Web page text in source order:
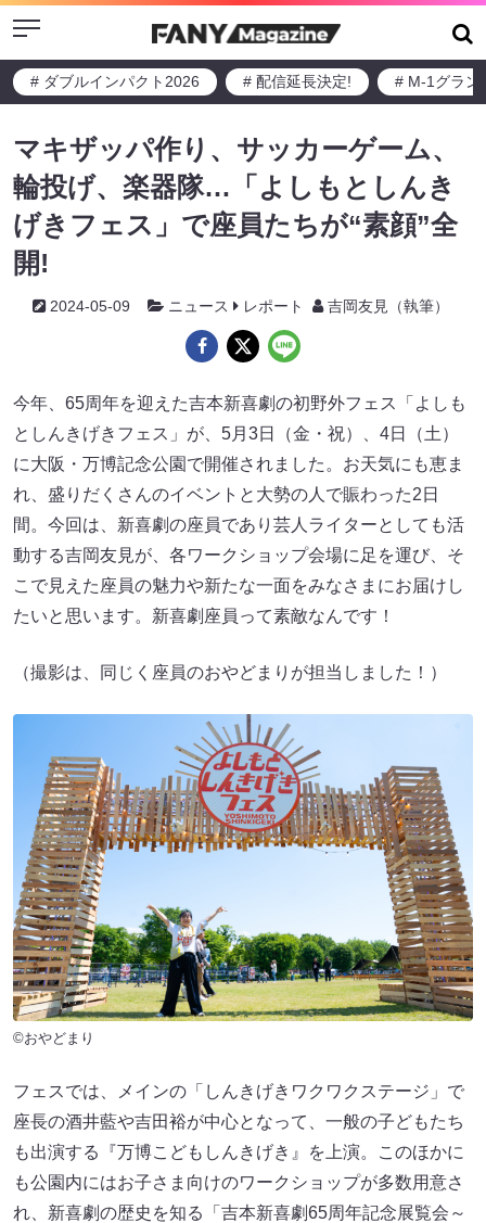
Menu
# ダブルインパクト2026 # 配信延長決定! # M-1グラン
マキザッパ作り、サッカーゲーム、
輪投げ、楽器隊…「よしもとしんき
げきフェス」で座員たちが“素顔”全
開!
2024-05-09 ニュース レポート 吉岡友見（執筆）
今年、65周年を迎えた吉本新喜劇の初野外フェス「よしも
としんきげきフェス」が、5月3日（金・祝）、4日（土）
に大阪・万博記念公園で開催されました。お天気にも恵ま
れ、盛りだくさんのイベントと大勢の人で賑わった2日
間。今回は、新喜劇の座員であり芸人ライターとしても活
動する吉岡友見が、各ワークショップ会場に足を運び、そ
こで見えた座員の魅力や新たな一面をみなさまにお届けし
たいと思います。新喜劇座員って素敵なんです！
（撮影は、同じく座員のおやどまりが担当しました！）
©おやどまり
フェスでは、メインの「しんきげきワクワクステージ」で
座長の酒井藍や吉田裕が中心となって、一般の子どもたち
も出演する『万博こどもしんきげき』を上演。このほかに
も公園内にはお子さま向けのワークショップが多数用意さ
れ、新喜劇の歴史を知る「吉本新喜劇65周年記念展覧会～